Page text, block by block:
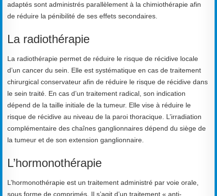
adaptés sont administrés parallèlement à la chimiothérapie afin
de réduire la pénibilité de ses effets secondaires.
La radiothérapie
La radiothérapie permet de réduire le risque de récidive locale
d’un cancer du sein. Elle est systématique en cas de traitement
chirurgical conservateur afin de réduire le risque de récidive dans
le sein traité. En cas d’un traitement radical, son indication
dépend de la taille initiale de la tumeur. Elle vise à réduire le
risque de récidive au niveau de la paroi thoracique. L’irradiation
complémentaire des chaînes ganglionnaires dépend du siège de
la tumeur et de son extension ganglionnaire.
L’hormonothérapie
L’hormonothérapie est un traitement administré par voie orale,
sous forme de comprimés. Il s’agit d’un traitement « anti-